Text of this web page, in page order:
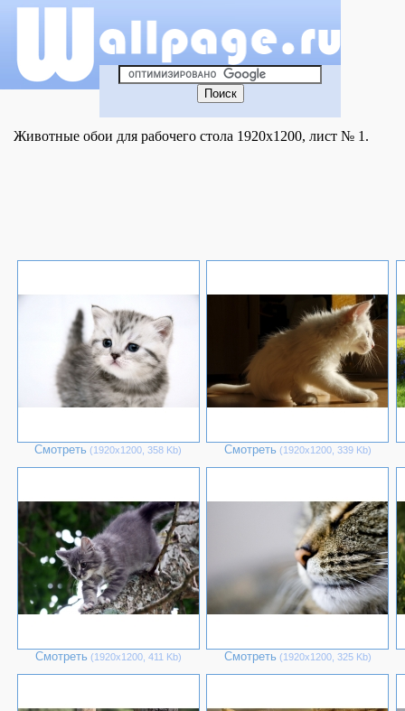
Животные обои для рабочего стола 1920x1200, лист № 1.
Смотреть (1920х1200, 358 Kb) Смотреть (1920х1200, 339 Kb)
Смотреть (1920х1200, 411 Kb) Смотреть (1920х1200, 325 Kb)